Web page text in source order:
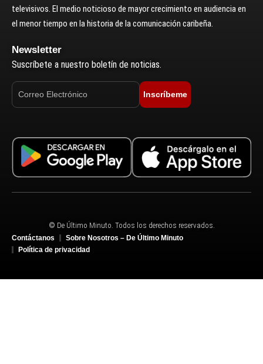
televisivos. El medio noticioso de mayor crecimiento en audiencia en
el menor tiempo en la historia de la comunicación caribeña.
Newsletter
Suscríbete a nuestro boletín de noticias.
Inscríbeme
© De Último Minuto. Todos los derechos reservados.
Contáctanos
Sobre Nosotros – De Último Minuto
Política de privacidad